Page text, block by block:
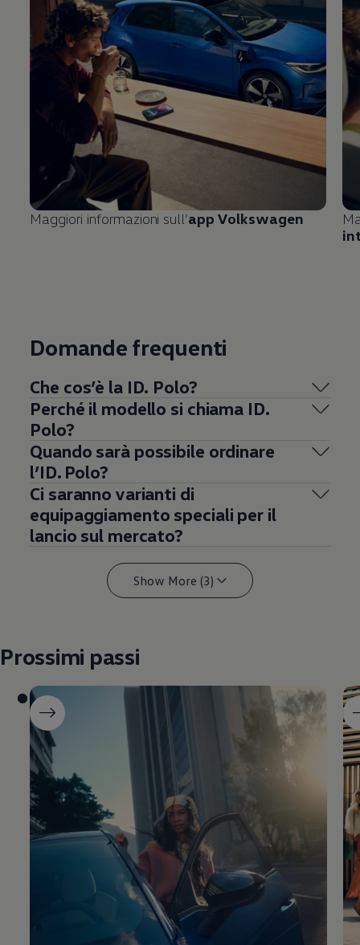
Maggiori informazioni sull’app Volkswagen
Domande frequenti
Che cos’è la ID. Polo?
Perché il modello si chiama ID.
Polo?
Quando sarà possibile ordinare
l’ID. Polo?
Ci saranno varianti di
equipaggiamento speciali per il
lancio sul mercato?
Show More (3)
Prossimi passi